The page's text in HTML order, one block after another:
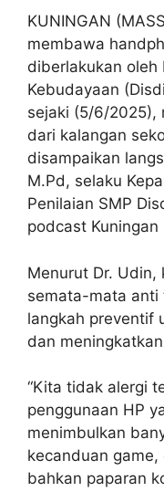
KUNINGAN
membawa
diberlakukan oleh
Kebudayaan
sejaki (5/6/2025),
dari kalangan
disampaikan
M.Pd, selaku
Penilaian SMP
podcast
Menurut Dr.
semata-mata anti
langkah preventif
dan
“Kita tidak alergi
penggunaan HP
menimbulkan
kecanduan
bahkan paparan